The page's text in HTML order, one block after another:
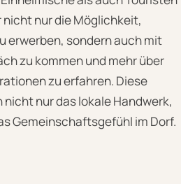
nicht nur die Möglichkeit,
erwerben, sondern auch mit
zu kommen und mehr über
zu erfahren. Diese
nur das lokale Handwerk,
Gemeinschaftsgefühl im Dorf.